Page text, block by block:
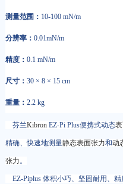
测量范围： 10-100 mN/m
分辨率： 0.01mN/m
精度： 0.1 mN/m
尺寸： 30 × 8 × 15 cm
重量： 2.2 kg
芬兰Kibron EZ-Pi Plus便携式动态
精确、快速地测量静态表面张力和动
张力。
EZ-Piplus 体积小巧、坚固耐用、